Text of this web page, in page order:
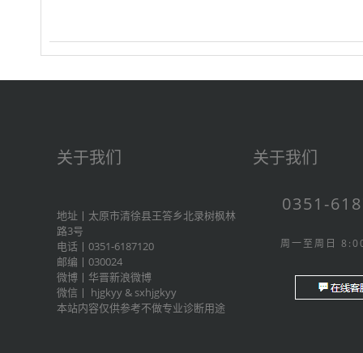
关于我们
地址丨太原市清徐县王答乡北录树枫林
路3号
电话丨0351-6187120
邮编丨030024
微博丨 华晋新浪微博
微信丨 hjgkyy & sxhjgkyy
本站内容仅供参考不做专业诊断用途
关于我们
0351-
周一至周日